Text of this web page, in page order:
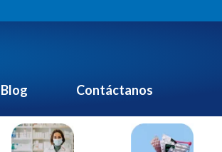
Blog Contáctanos